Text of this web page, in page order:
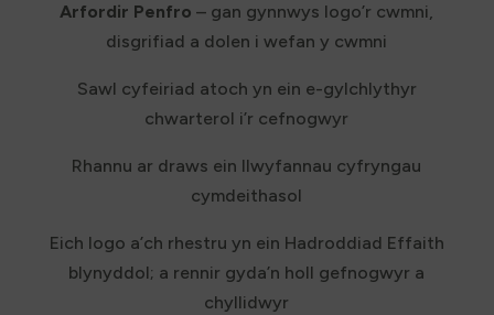
Arfordir Penfro – gan gynnwys logo’r cwmni,
disgrifiad a dolen i wefan y cwmni
Sawl cyfeiriad atoch yn ein e-gylchlythyr
chwarterol i’r cefnogwyr
Rhannu ar draws ein llwyfannau cyfryngau
cymdeithasol
Eich logo a’ch rhestru yn ein Hadroddiad Effaith
blynyddol; a rennir gyda’n holl gefnogwyr a
chyllidwyr